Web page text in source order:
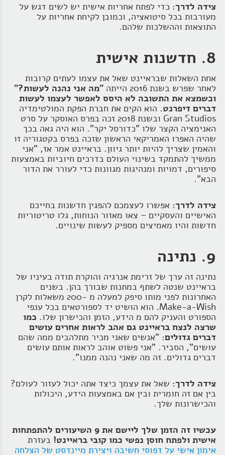
צידה לדרך: כדי לפתח אחריות אישית יש לשים דגש על
מעורבות בכל סיטואציה, וכמובן לקיחת אחריות על
התוצאות וההשלכות שלהם.
8. חדשנות אישית
אחת השאלות שבראיינט שאל את עצמו לעתים קרובות
לאחר שפרש בשנת 2016 הייתה
"מה אני נהנה לעשות?"
וכשמצא את התשובה לא היסס לאפשר לעצמו לעשות
דברים דיפרנט. הוא הקים את חברת הפקת המולטימדיה
Gran Studios ובשנת 2018 זכה בפרס האוסקר על סרט
האנימציה הקצר שלו "כדורסל יקר". הוא היה גאה בכך
שהיה האפרו האמריקאי הראשון שזכה בפרס בקטגוריה זו
והאמין שצריך להיות יותר גיוון. בראיינט אמר אז, "אני
ממשיך להתמקד בשינוי העולם בדרכים חיוביות באמצעות
סיפורים, דמויות ומנהיגות מגוונות כדי לעורר את הדור
הבא".
צידה לדרך: אפשרו לעצמכם להפגין חדשנות בחייכם
האישיים והעסקיים – צאו מאזור הנוחות, גלו טריטוריות
חדשות והיו מאמיצים מספיק לעשות שינויים.
9. נתינה
נתינה זה ערך של זרימת אנרגיה והוקרת תודה בעיניו של
בראיינט שנטה לשתף במתנות שבורך בהן. בשנים
האחרונות לפני מותו סיפק למעלה מ -200 משאלות לקרן
Make-a-Wish. הוא הושיט יד לספורטאים בכל ענפי
הספורט והעניק להם מ הידע, הזמן והכישרון שלו. כמו
שרצה לנצח בראיינט גם אהב לראות אחרים עושים
דברים גדולים: "אנשים שאני מכיר מתלהבים ממה שהם
עושים", הסביר. "אני פשוט אוהב לראות אותם עושים
דברים גדולים. זה מה שאני נהנה ממנו".
צידה לדרך: שאל את עצמך כיצד אתה יכול לעזור לעולם?
בין אם זה חומרית ובין אם באמצעות הידע, היכולות
והכישרונות שלך.
עכשיו זה הזמן שלך ליישם את 9 השיעורים להתפתחות
אישית ולפתח חוסן נפשי כמו קובי בראיינט! בעזרת
אימון אישי על דפוסי חשיבה ויצירת מיינדסט של הצלחה